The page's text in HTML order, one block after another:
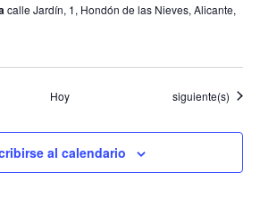
calle Jardín, 1, Hondón de las Nieves, Alicante,
Hoy Eventos
siguiente(s)
al calendario